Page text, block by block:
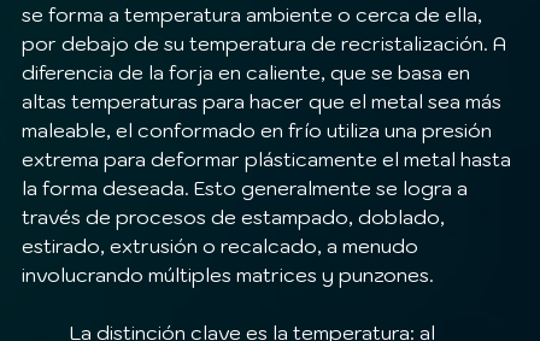
se forma a temperatura ambiente o cerca de ella,
por debajo de su temperatura de recristalización. A
diferencia de la forja en caliente, que se basa en
altas temperaturas para hacer que el metal sea más
maleable, el conformado en frío utiliza una presión
extrema para deformar plásticamente el metal hasta
la forma deseada. Esto generalmente se logra a
través de procesos de estampado, doblado,
estirado, extrusión o recalcado, a menudo
involucrando múltiples matrices y punzones.